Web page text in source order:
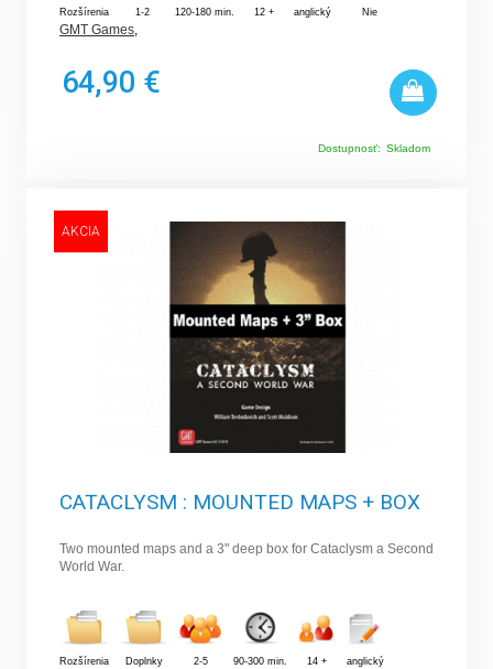
Rozšírenia 1-2 120-180 min. 12 + anglický Nie
GMT Games
64,90 €
Dostupnosť: Skladom
AKCIA
CATACLYSM : MOUNTED MAPS + BOX
Two mounted maps and a 3" deep box for Cataclysm a Second
World War.
Rozšírenia Doplnky 2-5 90-300 min. 14 + anglický